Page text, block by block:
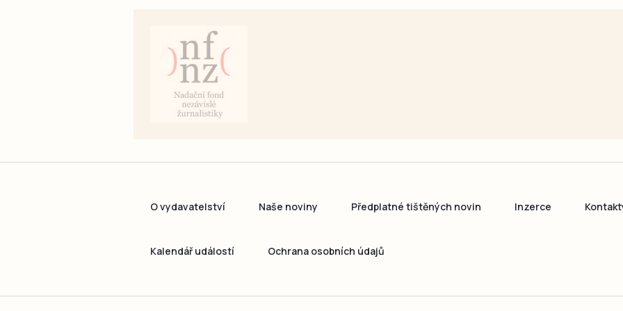
O vydavatelství Naše noviny Předplatné tištěných novin Inzerce
Kalendář událostí Ochrana osobních údajů